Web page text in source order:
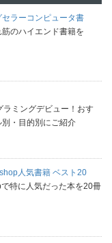
ラーコンピュータ書
のハイエンド書籍を
ラミングデビュー！おす
・目的別にご紹介
人気書籍 ベスト20
特に人気だった本を20冊